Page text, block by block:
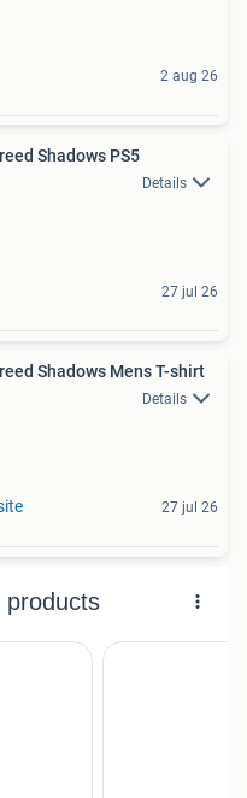
2 aug 26
Shadows PS5
Details
27 jul 26
Shadows Mens T-shirt
Details
27 jul 26